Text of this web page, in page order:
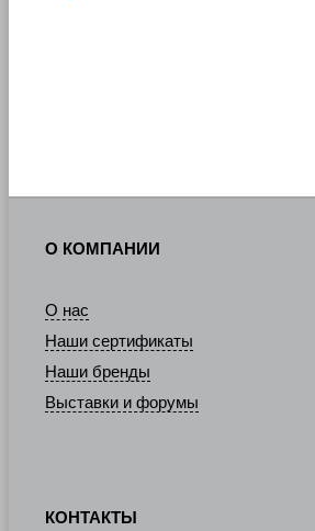
О КОМПАНИИ
О нас
Наши сертификаты
Наши бренды
Выставки и форумы
КОНТАКТЫ